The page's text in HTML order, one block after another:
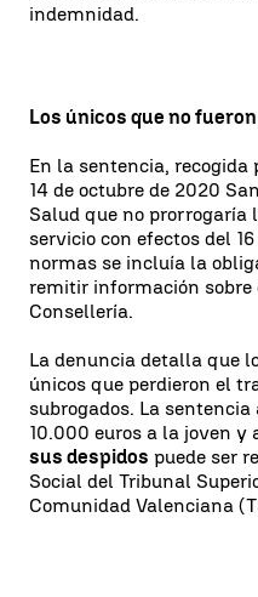
indemnidad.
Los únicos que no
En la sentencia, recogida
14 de octubre de 2020
Salud que no prorrogaría
servicio con efectos del
normas se incluía la
remitir información sobre
Consellería.
La denuncia detalla que
únicos que perdieron el
subrogados. La
10.000 euros a la joven y
sus despidos puede ser
Social del Tribunal
Comunidad Valenciana